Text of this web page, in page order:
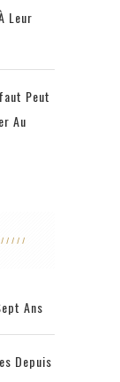
Leur
Peut
Au
Ans
Depuis